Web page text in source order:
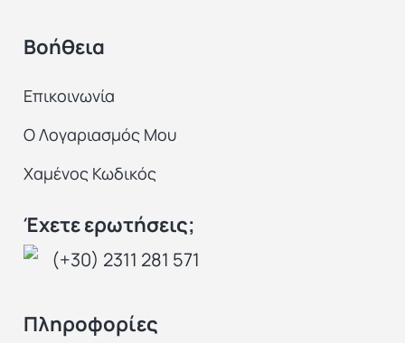
Βοήθεια
Επικοινωνία
Ο Λογαριασμός Μου
Χαμένος Κωδικός
Έχετε ερωτήσεις;
(+30) 2311 281 571
Πληροφορίες